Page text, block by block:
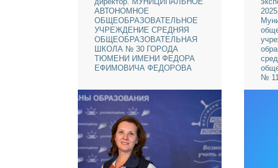
Александр
Битдорф
Победитель проекта - 2022,
АВТОНОМНОЕ
ОБЩЕОБРАЗОВАТЕЛЬНОЕ
УЧРЕЖДЕНИЕ СРЕДНЯЯ
ОБЩЕОБРАЗОВАТЕЛЬНАЯ
ШКОЛА № 30 ГОРОДА
ТЮМЕНИ ИМЕНИ ФЕДОРА
ЕФИМОВИЧА ФЕДОРОВА